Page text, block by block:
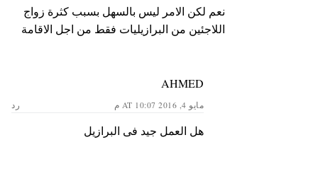
نعم لكن الامر ليس بالسهل بسبب كثرة زواج
اللاجئين من البرازيليات فقط من اجل الاقامة
AHMED
مايو 4, 2016 AT 10:07 م رد
هل العمل جيد فى البرازيل